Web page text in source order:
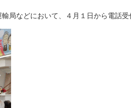
輸局などにおいて、４月１日から電話